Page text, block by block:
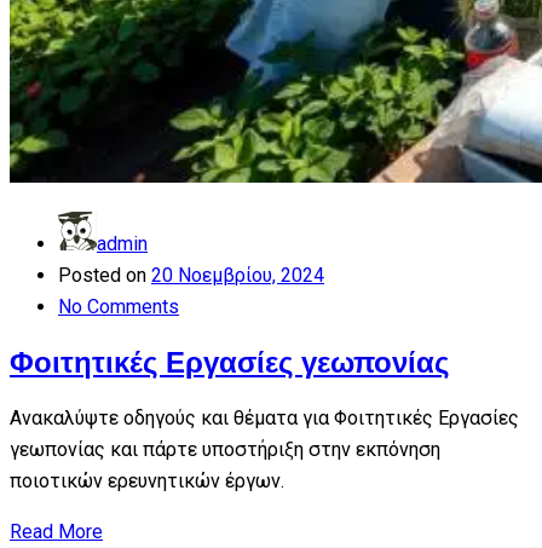
admin
Posted on 20 Νοεμβρίου, 2024
No Comments
Φοιτητικές Εργασίες γεωπονίας
Ανακαλύψτε οδηγούς και θέματα για Φοιτητικές Εργασίες
γεωπονίας και πάρτε υποστήριξη στην εκπόνηση
ποιοτικών ερευνητικών έργων.
Read More